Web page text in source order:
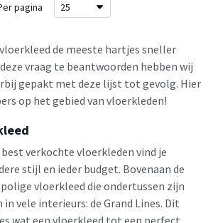
pagina
de meeste hartjes sneller
vraag te beantwoorden hebben wij
gepakt met deze lijst tot gevolg. Hier
op het gebied van vloerkleden!
verkochte vloerkleden vind je
stijl en ieder budget. Bovenaan de
vloerkleed die ondertussen zijn
in vele interieurs: de Grand Lines. Dit